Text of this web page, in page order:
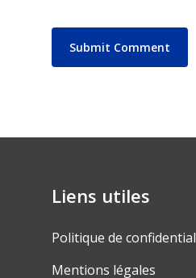
Liens utiles
Politique de
Mentions légales